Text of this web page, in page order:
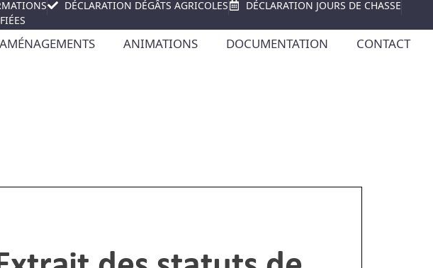
DÉCLARATION DÉGÂTS AGRICOLES
DÉCLARATION JOURS DE CHASSE
AMÉNAGEMENTS ANIMATIONS DOCUMENTATION CONTACT